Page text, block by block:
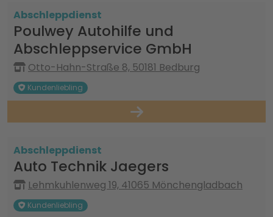
Abschleppdienst
Poulwey Autohilfe und
Abschleppservice GmbH
Otto-Hahn-Straße 8, 50181 Bedburg
Kundenliebling
Abschleppdienst
Auto Technik Jaegers
Lehmkuhlenweg 19, 41065 Mönchengladbach
Kundenliebling